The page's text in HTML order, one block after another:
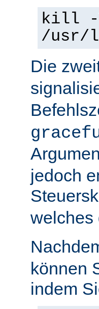
kill -
/usr/
Die
jedoch
welches
können
indem